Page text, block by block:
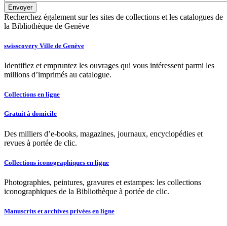
Recherchez également sur les sites de collections et les catalogues de
la Bibliothèque de Genève
swisscovery Ville de Genève
Identifiez et empruntez les ouvrages qui vous intéressent parmi les
millions d’imprimés au catalogue.
Collections en ligne
Gratuit à domicile
Des milliers d’e-books, magazines, journaux, encyclopédies et
revues à portée de clic.
Collections iconographiques en ligne
Photographies, peintures, gravures et estampes: les collections
iconographiques de la Bibliothèque à portée de clic.
Manuscrits et archives privées en ligne